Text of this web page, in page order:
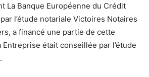
La Banque Européenne du Crédit
l’étude notariale Victoires Notaires
a financé une partie de cette
était conseillée par l’étude